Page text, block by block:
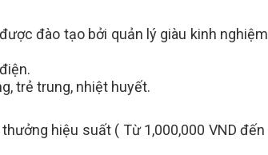
đào tạo bởi quản lý giàu kinh
trẻ trung, nhiệt huyết.
hiệu suất ( Từ 1,000,000 VND đến